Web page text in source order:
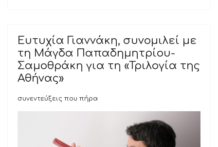
Ευτυχία Γιαννάκη, συνομιλεί με
τη Μάγδα Παπαδημητρίου-
Σαμοθράκη για τη «Τριλογία της
Αθήνας»
συνεντεύξεις που πήρα